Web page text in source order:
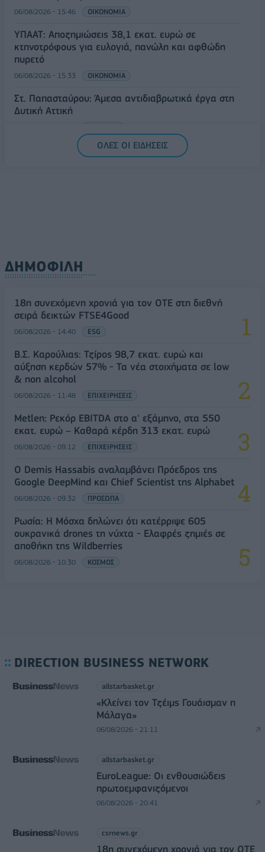
06/08/2026 - 15:46 ΟΙΚΟΝΟΜΙΑ
ΥΠΑΑΤ: Αποζημιώσεις 38,1 εκατ. ευρώ σε
κτηνοτρόφους για ευλογιά, πανώλη και αφθώδη
πυρετό
06/08/2026 - 15:33 ΟΙΚΟΝΟΜΙΑ
Στ. Παπασταύρου: Άμεσα αντιδιαβρωτικά έργα στη
Δυτική Αττική
ΟΛΕΣ ΟΙ ΕΙΔΗΣΕΙΣ
ΔΗΜΟΦΙΛΗ
18η συνεχόμενη χρονιά για τον ΟΤΕ στη διεθνή
σειρά δεικτών FTSE4Good
06/08/2026 - 14:40 ESG
Β.Σ. Καρούλιας: Τζίρος 98,7 εκατ. ευρώ και
αύξηση κερδών 57% - Τα νέα στοιχήματα σε low
& non alcohol
06/08/2026 - 11:48 ΕΠΙΧΕΙΡΗΣΕΙΣ
Metlen: Ρεκόρ EBITDA στο α' εξάμηνο, στα 550
εκατ. ευρώ – Καθαρά κέρδη 313 εκατ. ευρώ
06/08/2026 - 09:12 ΕΠΙΧΕΙΡΗΣΕΙΣ
Ο Demis Hassabis αναλαμβάνει Πρόεδρος της
Google DeepMind και Chief Scientist της Alphabet
06/08/2026 - 09:32 ΠΡΟΣΩΠΑ
Ρωσία: Η Μόσχα δηλώνει ότι κατέρριψε 605
ουκρανικά drones τη νύχτα - Ελαφρές ζημιές σε
αποθήκη της Wildberries
06/08/2026 - 10:30 ΚΟΣΜΟΣ
DIRECTION BUSINESS NETWORK
allstarbasket.gr
«Κλείνει τον Τζέιμς Γουάισμαν η
Μάλαγα»
06/08/2026 - 21:11
allstarbasket.gr
EuroLeague: Οι ενθουσιώδεις
πρωτοεμφανιζόμενοι
06/08/2026 - 20:41
csrnews.gr
18η συνεχόμενη χρονιά για τον ΟΤΕ